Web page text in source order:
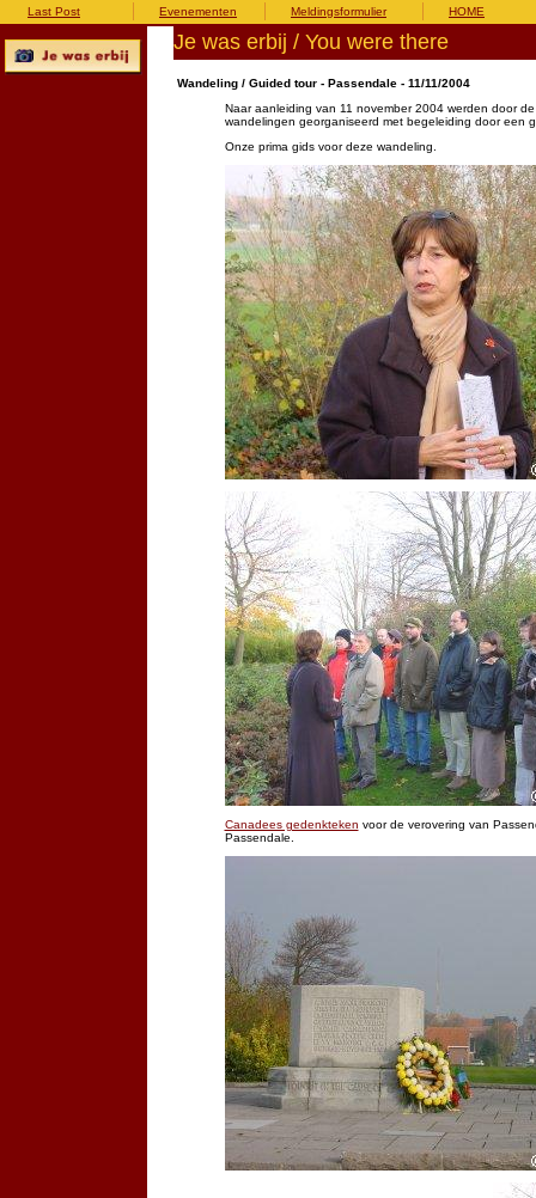
Last Post Evenementen Meldingsformulier HOME
Je was erbij / You were there
Wandeling / Guided tour - Passendale - 11/11/2004
Naar aanleiding van 11 november 2004 werden door
wandelingen georganiseerd met begeleiding door een
Onze prima gids voor deze wandeling.
Canadees gedenkteken voor de verovering van
Passendale.